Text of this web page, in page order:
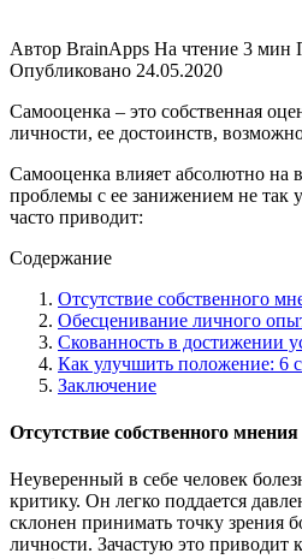
Автор BrainApps На чтение 3 мин
Опубликовано 24.05.2020
Самооценка – это собственная
личности, ее достоинств,
Самооценка влияет абсолютно на
проблемы с ее занижением не так
часто приводит:
Содержание
Отсутствие собственного
Обесценивание личного
Скованность в достижении
Как улучшить положение: 6
Заключение
Отсутствие собственного мнения
Неуверенный в себе человек
критику. Он легко поддается
склонен принимать точку зрения
личности. Зачастую это